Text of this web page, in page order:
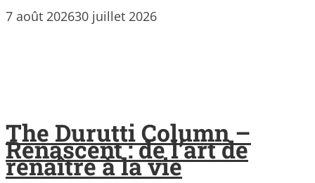
7 août 202630 juillet 2026
The Durutti Column –
Renascent : de l’art de
renaître à la vie